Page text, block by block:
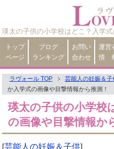
瑛太の子供の小学校はどこ？入学式
トップ
ページ
ブログ
ランキング
お問い
合わせ
運営
情
ラヴォール TOP 芸能人の妊娠＆子
か入学式の画像や目撃情報から推測！
瑛太の子供の小学校
の画像や目撃情報か
[芸能人の妊娠＆子供]